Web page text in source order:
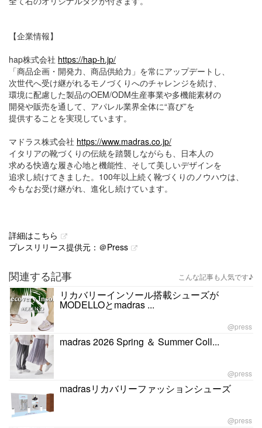
【企業情報】
hap株式会社 https://hap-h.jp/
「商品企画・開発力、商品供給力」を常にアップデートし、
次世代へ受け継がれるモノづくりへのチャレンジを続け、
環境に配慮した製品のOEM/ODM生産事業や多機能素材の
開発や販売を通して、アパレル業界全体に“喜び”を
提供することを実現しています。
マドラス株式会社 https://www.madras.co.jp/
イタリアの靴づくりの伝統を踏襲しながらも、日本人の
求める快適な履き心地と機能性、そして美しいデザインを
追求し続けてきました。100年以上続く靴づくりのノウハウは、
今もなお受け継がれ、進化し続けています。
詳細はこちら
プレスリリース提供元：＠Press
関連する記事 こんな記事も人気です♪
リカバリーインソール搭載シューズが
MODELLOとmadras ...
@press
madras 2026 Spring ＆ Summer Coll...
@press
madrasリカバリーファッションシューズ
@press